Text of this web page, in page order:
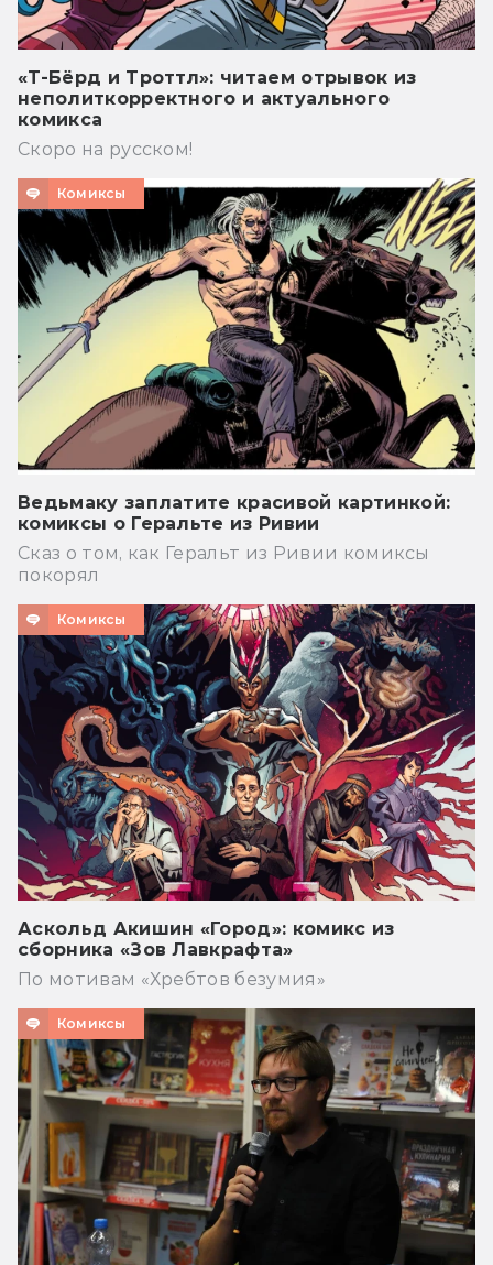
«Т-Бёрд и Троттл»: читаем отрывок из
неполиткорректного и актуального
комикса
Скоро на русском!
Комиксы
Ведьмаку заплатите красивой картинкой:
комиксы о Геральте из Ривии
Сказ о том, как Геральт из Ривии комиксы
покорял
Комиксы
Аскольд Акишин «Город»: комикс из
сборника «Зов Лавкрафта»
По мотивам «Хребтов безумия»
Комиксы